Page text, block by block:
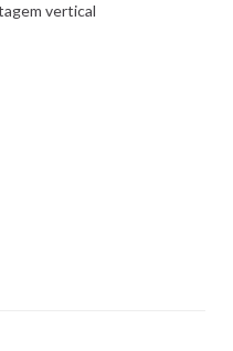
vertical